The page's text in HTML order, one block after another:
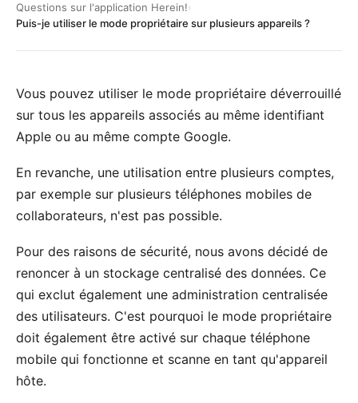
Questions sur l'application Herein!›
Puis-je utiliser le mode propriétaire sur plusieurs appareils ?
Vous pouvez utiliser le mode propriétaire déverrouillé
sur tous les appareils associés au même identifiant
Apple ou au même compte Google.
En revanche, une utilisation entre plusieurs comptes,
par exemple sur plusieurs téléphones mobiles de
collaborateurs, n'est pas possible.
Pour des raisons de sécurité, nous avons décidé de
renoncer à un stockage centralisé des données. Ce
qui exclut également une administration centralisée
des utilisateurs. C'est pourquoi le mode propriétaire
doit également être activé sur chaque téléphone
mobile qui fonctionne et scanne en tant qu'appareil
hôte.